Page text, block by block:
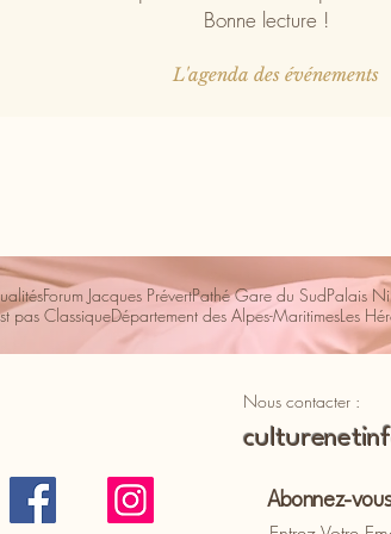
Bonne lecture !
L'agenda des événements
Forum Jacques PrévertPathé Gare du SudPalais
pas ClassiqueDépartement des Alpes-MaritimesLes
Nous contacter :
Abonnez-